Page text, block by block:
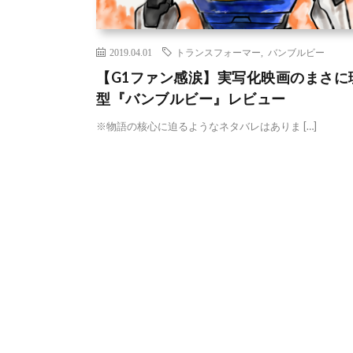
2019.04.01 トランスフォーマー バンブルビー
【G1ファン感涙】実写化映画のまさに
型『バンブルビー』レビュー
※物語の核心に迫るようなネタバレはありま […]